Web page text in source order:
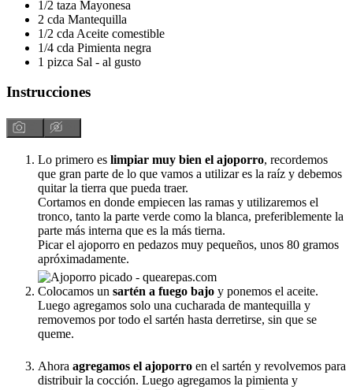
1/2 taza Mayonesa
2 cda Mantequilla
1/2 cda Aceite comestible
1/4 cda Pimienta negra
1 pizca Sal - al gusto
Instrucciones
Lo primero es limpiar muy bien el ajoporro, recordemos
que gran parte de lo que vamos a utilizar es la raíz y debemos
quitar la tierra que pueda traer.
Cortamos en donde empiecen las ramas y utilizaremos el
tronco, tanto la parte verde como la blanca, preferiblemente la
parte más interna que es la más tierna.
Picar el ajoporro en pedazos muy pequeños, unos 80 gramos
apróximadamente.
Colocamos un sartén a fuego bajo y ponemos el aceite.
Luego agregamos solo una cucharada de mantequilla y
removemos por todo el sartén hasta derretirse, sin que se
queme.
Ahora agregamos el ajoporro en el sartén y revolvemos para
distribuir la cocción. Luego agregamos la pimienta y